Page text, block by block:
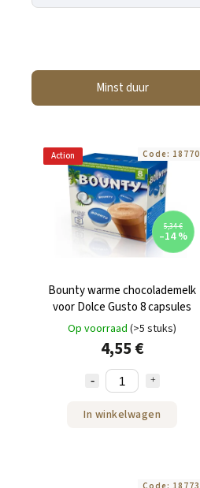
Minst duur
Action
5,34 €
–14 %
Bounty warme chocolademelk
voor Dolce Gusto 8 capsules
Op voorraad (>5 stuks)
4,55 €
In winkelwagen
Code: 18770